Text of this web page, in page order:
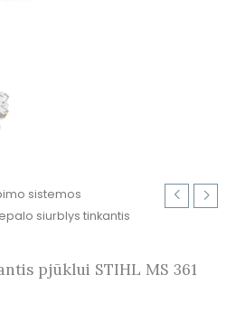
sistemos
siurblys tinkantis
pjūklui STIHL MS 361